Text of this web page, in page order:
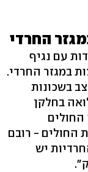
החרדי
עם נגיף
במגזר החרדי.
בשכונות
בחלקן
החולים
החולים - רובם
יש